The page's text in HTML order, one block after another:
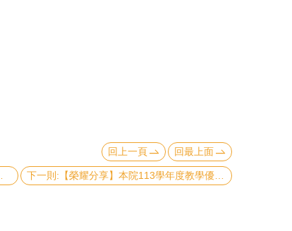
回上一頁
回最上面